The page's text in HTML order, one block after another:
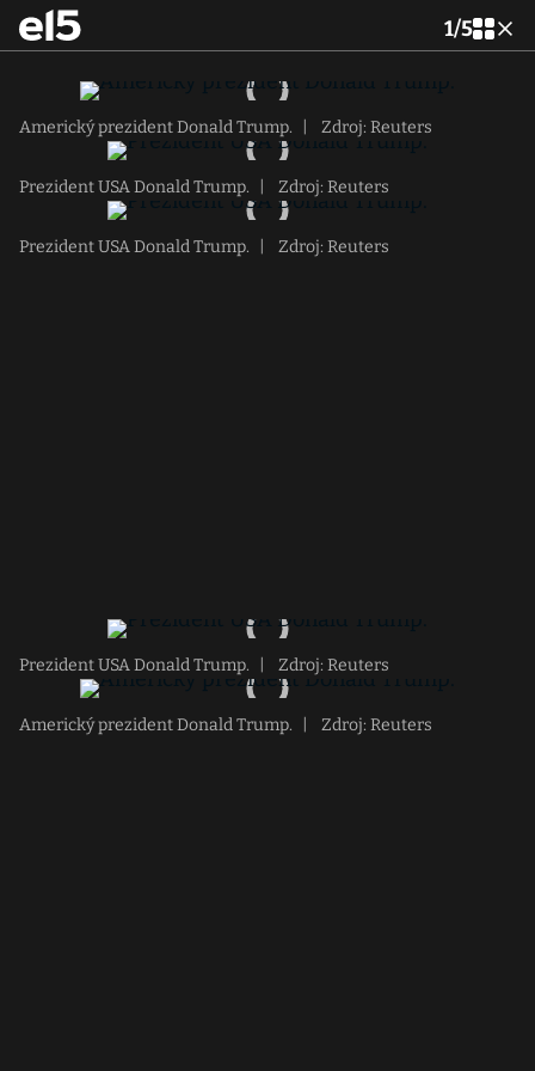
1/5
Americký prezident Donald Trump. Zdroj: Reuters
Prezident USA Donald Trump. Zdroj: Reuters
Prezident USA Donald Trump. Zdroj: Reuters
Prezident USA Donald Trump. Zdroj: Reuters
Americký prezident Donald Trump. Zdroj: Reuters